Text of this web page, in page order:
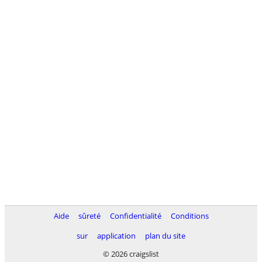
Aide sûreté Confidentialité
Conditions
sur
application
plan du site
© 2026 craigslist